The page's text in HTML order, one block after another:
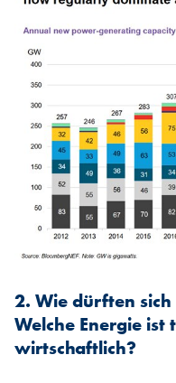
2. Wie dürften
Welche Energie
wirtschaftlich?